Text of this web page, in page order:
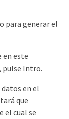
para generar el
en este
pulse Intro.
datos en el
que
el cual se